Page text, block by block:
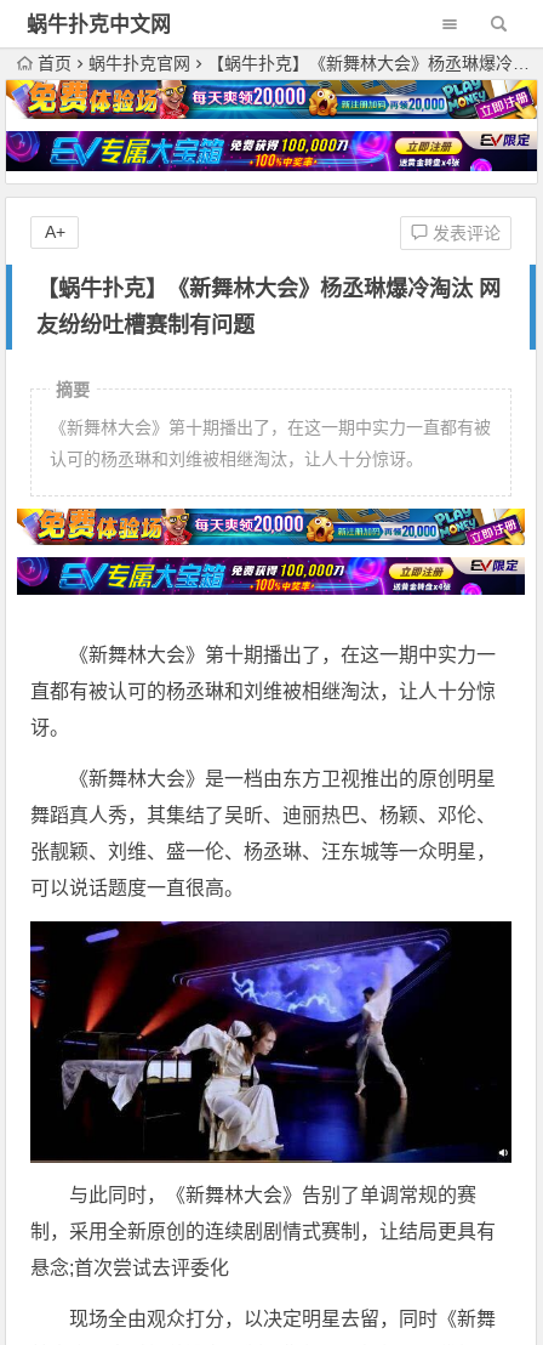
蜗牛扑克中文网
首页 蜗牛扑克官网 【蜗牛扑克】《新舞林大会》杨丞琳爆冷淘汰 网友纷纷吐槽赛制有问题
【蜗牛扑克】《新舞林大会》杨丞琳爆冷淘汰 网
友纷纷吐槽赛制有问题
发表评论
A+
摘要
《新舞林大会》第十期播出了，在这一期中实力一直都有被
认可的杨丞琳和刘维被相继淘汰，让人十分惊讶。
《新舞林大会》第十期播出了，在这一期中实力一
直都有被认可的杨丞琳和刘维被相继淘汰，让人十分惊
讶。
《新舞林大会》是一档由东方卫视推出的原创明星
舞蹈真人秀，其集结了吴昕、迪丽热巴、杨颖、邓伦、
张靓颖、刘维、盛一伦、杨丞琳、汪东城等一众明星，
可以说话题度一直很高。
与此同时，《新舞林大会》告别了单调常规的赛
制，采用全新原创的连续剧剧情式赛制，让结局更具有
悬念;首次尝试去评委化
现场全由观众打分，以决定明星去留，同时《新舞